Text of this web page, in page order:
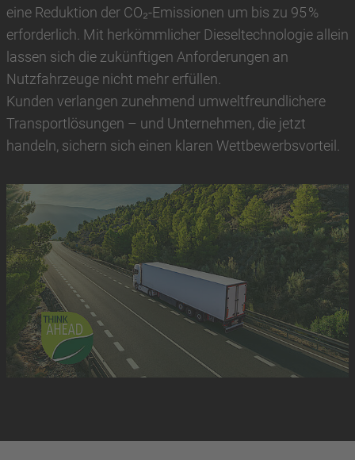
eine Reduktion der CO₂‑Emissionen um bis zu 95 %
erforderlich. Mit herkömmlicher Dieseltechnologie allein
lassen sich die zukünftigen Anforderungen an
Nutzfahrzeuge nicht mehr erfüllen.
Kunden verlangen zunehmend umweltfreundlichere
Transportlösungen – und Unternehmen, die jetzt
handeln, sichern sich einen klaren Wettbewerbsvorteil.